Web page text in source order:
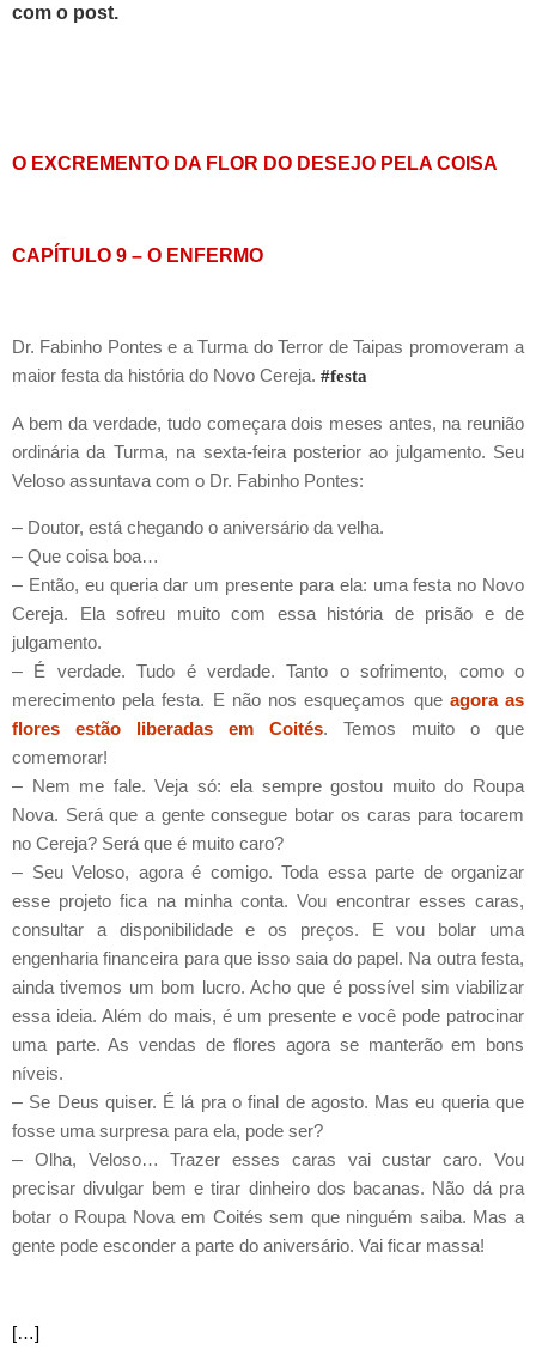
com o post.
O EXCREMENTO DA FLOR DO DESEJO PELA COISA
CAPÍTULO 9 – O ENFERMO
Dr. Fabinho Pontes e a Turma do Terror de Taipas promoveram a
maior festa da história do Novo Cereja. #festa
A bem da verdade, tudo começara dois meses antes, na reunião
ordinária da Turma, na sexta-feira posterior ao julgamento. Seu
Veloso assuntava com o Dr. Fabinho Pontes:
– Doutor, está chegando o aniversário da velha.
– Que coisa boa…
– Então, eu queria dar um presente para ela: uma festa no Novo
Cereja. Ela sofreu muito com essa história de prisão e de
julgamento.
–
É verdade. Tudo é verdade. Tanto o sofrimento, como o
merecimento pela festa. E não nos esqueçamos que agora as
flores estão liberadas em Coités. Temos muito o que
comemorar!
–
Nem me fale. Veja só: ela sempre gostou muito do Roupa
Nova. Será que a gente consegue botar os caras para tocarem
no Cereja? Será que é muito caro?
– Seu Veloso, agora é comigo. Toda essa parte de organizar
esse projeto fica na minha conta. Vou encontrar esses caras,
consultar a disponibilidade e os preços. E vou bolar uma
engenharia financeira para que isso saia do papel. Na outra festa,
ainda tivemos um bom lucro. Acho que é possível sim viabilizar
essa ideia. Além do mais, é um presente e você pode patrocinar
uma parte. As vendas de flores agora se manterão em bons
níveis.
– Se Deus quiser. É lá pra o final de agosto. Mas eu queria que
fosse uma surpresa para ela, pode ser?
– Olha, Veloso… Trazer esses caras vai custar caro. Vou
precisar divulgar bem e tirar dinheiro dos bacanas. Não dá pra
botar o Roupa Nova em Coités sem que ninguém saiba. Mas a
gente pode esconder a parte do aniversário. Vai ficar massa!
[…]